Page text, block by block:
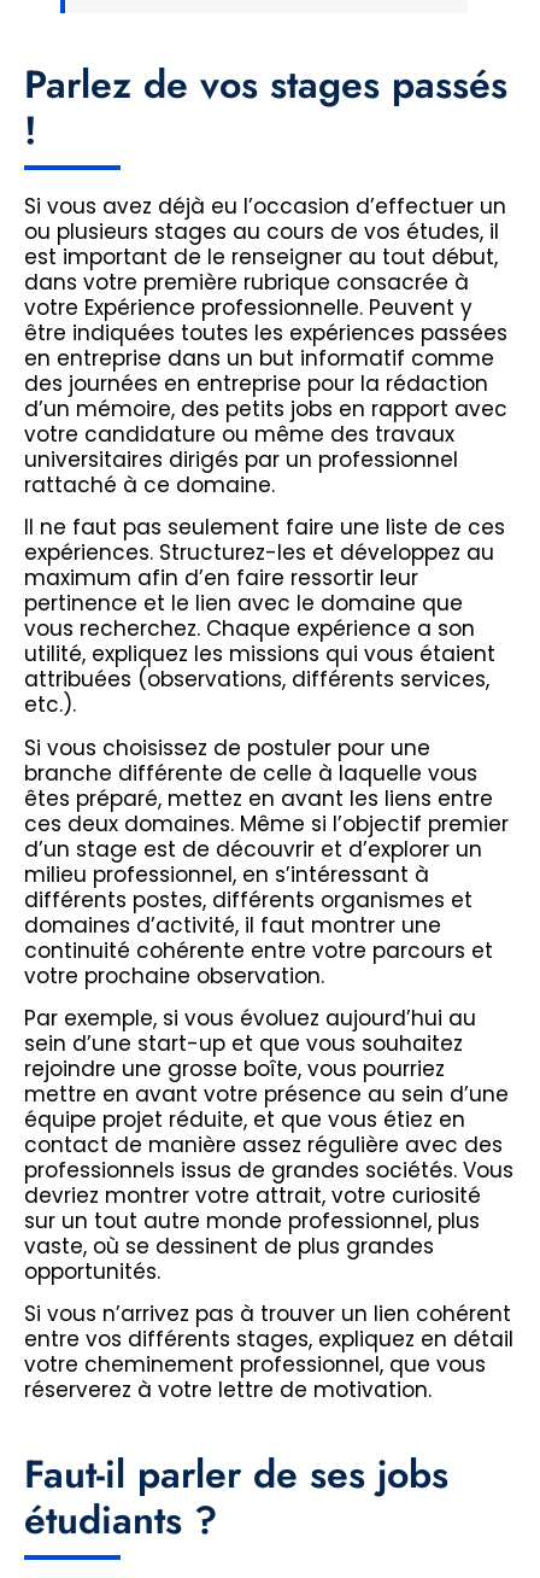
Parlez de vos stages passés
!
Si vous avez déjà eu l’occasion d’effectuer un
ou plusieurs stages au cours de vos études, il
est important de le renseigner au tout début,
dans votre première rubrique consacrée à
votre Expérience professionnelle. Peuvent y
être indiquées toutes les expériences passées
en entreprise dans un but informatif comme
des journées en entreprise pour la rédaction
d’un mémoire, des petits jobs en rapport avec
votre candidature ou même des travaux
universitaires dirigés par un professionnel
rattaché à ce domaine.
Il ne faut pas seulement faire une liste de ces
expériences. Structurez-les et développez au
maximum afin d’en faire ressortir leur
pertinence et le lien avec le domaine que
vous recherchez. Chaque expérience a son
utilité, expliquez les missions qui vous étaient
attribuées (observations, différents services,
etc.).
Si vous choisissez de postuler pour une
branche différente de celle à laquelle vous
êtes préparé, mettez en avant les liens entre
ces deux domaines. Même si l’objectif premier
d’un stage est de découvrir et d’explorer un
milieu professionnel, en s’intéressant à
différents postes, différents organismes et
domaines d’activité, il faut montrer une
continuité cohérente entre votre parcours et
votre prochaine observation.
Par exemple, si vous évoluez aujourd’hui au
sein d’une start-up et que vous souhaitez
rejoindre une grosse boîte, vous pourriez
mettre en avant votre présence au sein d’une
équipe projet réduite, et que vous étiez en
contact de manière assez régulière avec des
professionnels issus de grandes sociétés. Vous
devriez montrer votre attrait, votre curiosité
sur un tout autre monde professionnel, plus
vaste, où se dessinent de plus grandes
opportunités.
Si vous n’arrivez pas à trouver un lien cohérent
entre vos différents stages, expliquez en détail
votre cheminement professionnel, que vous
réserverez à votre lettre de motivation.
Faut-il parler de ses jobs
étudiants ?